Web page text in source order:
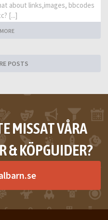
about links,images, bbcodes
[...]
POSTS
MISSAT VÅRA
& KÖPGUIDER?